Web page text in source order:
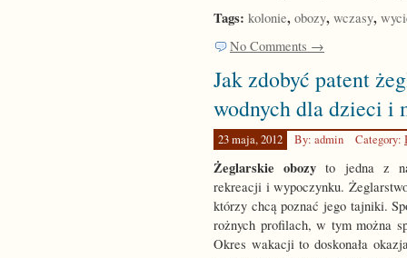
Tags: kolonie, obozy, wczasy,
No Comments →
Jak zdobyć patent
wodnych dla dzieci i
23 maja, 2012 By: admin Category:
Żeglarskie obozy to jedna z
rekreacji i wypoczynku.
którzy chcą poznać jego tajniki.
rożnych profilach, w tym można
Okres wakacji to doskonała